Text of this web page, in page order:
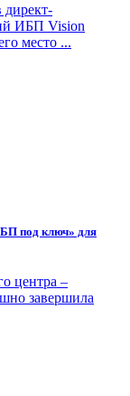
директ-
ИБП Vision
место ...
под ключ» для
центра –
завершила